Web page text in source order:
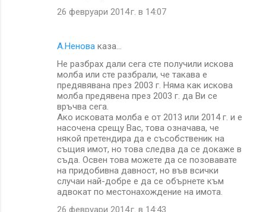
26 февруари 2014 г. в 14:07
A.Ненова каза…
Не разбрах дали сега сте получили искова
молба или сте разбрали, че такава е
предявявана през 2003 г. Няма как искова
молба предявена през 2003 г. да Ви се
връчва сега.
Ако исковата молба е от 2013 или 2014 г. и е
насочена срещу Вас, това означава, че
някой претендира да е съсобственик на
същия имот, но това следва да се докаже в
съда. Освен това можете да се позовавате
на придобивна давност, но във всички
случаи най-добре е да се обърнете към
адвокат по местонахождение на имота.
26 февруари 2014 г. в 14:43